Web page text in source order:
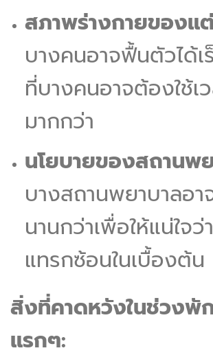
สภาพร่างกายของแ
บางคนอาจฟื้นตัวได้เ
ที่บางคนอาจต้องใช้เ
มากกว่า
นโยบายของสถานพ
บางสถานพยาบาลอ
นานกว่าเพื่อให้แน่ใจว่
แทรกซ้อนในเบื้องต้น
สิ่งที่คาดหวังในช่วงพั
แรกๆ: